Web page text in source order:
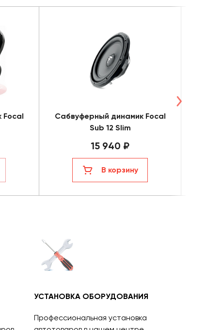
Focal
Сабвуферный динамик Focal
Sub 12 Slim
15 940 ₽
В корзину
УСТАНОВКА ОБОРУДОВАНИЯ
Профессиональная установка